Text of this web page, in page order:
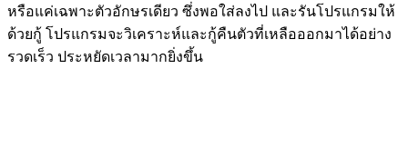
หรือแค่เฉพาะตัวอักษรเดียว ซึ่งพอใส่ลงไป และรันโปรแกรมให้
ด้วยกู้ โปรแกรมจะวิเคราะห์และกู้คืนตัวที่เหลือออกมาได้อย่าง
รวดเร็ว ประหยัดเวลามากยิ่งขึ้น